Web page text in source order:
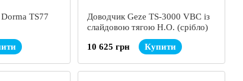
TS77
Доводчик Geze TS-3000 VBC із
слайдовою тягою H.O. (срібло)
10 625 грн Купити